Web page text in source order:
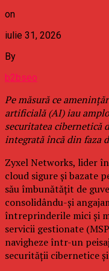
on
iulie 31, 2026
By
b2bseo
Pe măsură ce
artificială (AI) iau
securitatea cibernetică
integrată încă din faza
Zyxel Networks, lider
cloud sigure și bazate
său îmbunătățit de
consolidându-și
întreprinderile mici și
servicii gestionate
navigheze într-un
securității cibernetice